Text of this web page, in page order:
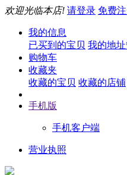
欢迎光临本店! 请登录 免费
我的信息
已买到的宝贝 我的地
购物车
收藏夹
收藏的宝贝 收藏的店铺
手机版
手机客户端
营业执照